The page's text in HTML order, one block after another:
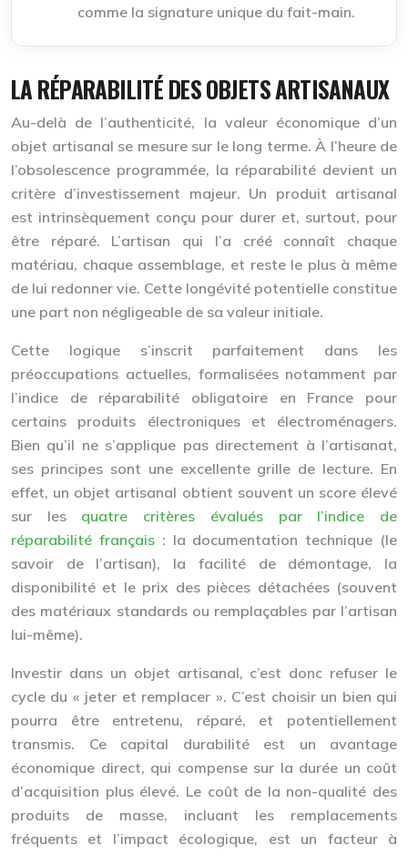
comme la signature unique du fait-main.
LA RÉPARABILITÉ DES OBJETS ARTISANAUX
Au-delà de l’authenticité, la valeur économique d’un
objet artisanal se mesure sur le long terme. À l’heure de
l’obsolescence programmée, la réparabilité devient un
critère d’investissement majeur. Un produit artisanal
est intrinsèquement conçu pour durer et, surtout, pour
être réparé. L’artisan qui l’a créé connaît chaque
matériau, chaque assemblage, et reste le plus à même
de lui redonner vie. Cette longévité potentielle constitue
une part non négligeable de sa valeur initiale.
Cette logique s’inscrit parfaitement dans les
préoccupations actuelles, formalisées notamment par
l’indice de réparabilité obligatoire en France pour
certains produits électroniques et électroménagers.
Bien qu’il ne s’applique pas directement à l’artisanat,
ses principes sont une excellente grille de lecture. En
effet, un objet artisanal obtient souvent un score élevé
sur les quatre critères évalués par l’indice de
réparabilité français: la documentation technique (le
savoir de l’artisan), la facilité de démontage, la
disponibilité et le prix des pièces détachées (souvent
des matériaux standards ou remplaçables par l’artisan
lui-même).
Investir dans un objet artisanal, c’est donc refuser le
cycle du « jeter et remplacer ». C’est choisir un bien qui
pourra être entretenu, réparé, et potentiellement
transmis. Ce capital durabilitéest un avantage
économique direct, qui compense sur la durée un coût
d’acquisition plus élevé. Le coût de la non-qualité des
produits de masse, incluant les remplacements
fréquents et l’impact écologique, est un facteur à